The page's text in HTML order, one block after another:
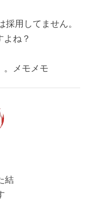
用してません。
ね？
。メモメモ
結